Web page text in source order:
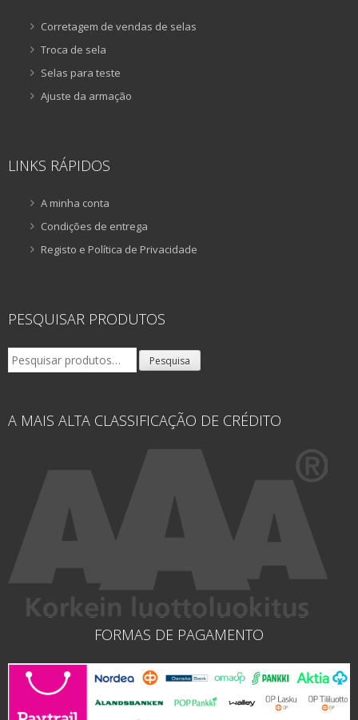
Corretagem de vendas de selas
Troca de sela
Selas para teste
Ajuste da armação
LINKS RÁPIDOS
A minha conta
Condições de entrega
Registo e Política de Privacidade
PESQUISAR PRODUTOS
Pesquisar
por:
Pesquisa
A MAIS ALTA CLASSIFICAÇÃO DE CRÉDITO
FORMAS DE PAGAMENTO